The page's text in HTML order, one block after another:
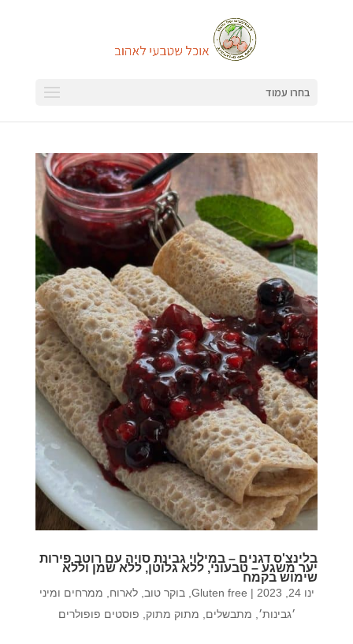
בחרו עמוד
בלינצ'ס דגנים – במילוי גבינת סויה עם רוטב פירות
יער משגע – טבעוני, ללא גלוטן, ללא שמן וללא
שימוש בקמח
ינו 24, 2023 |
Gluten free בוקר טוב ,לארוח
ממרחים ומיני
׳גבינות׳
מתבשלים מתוק מתוק פוסטים פופולרים